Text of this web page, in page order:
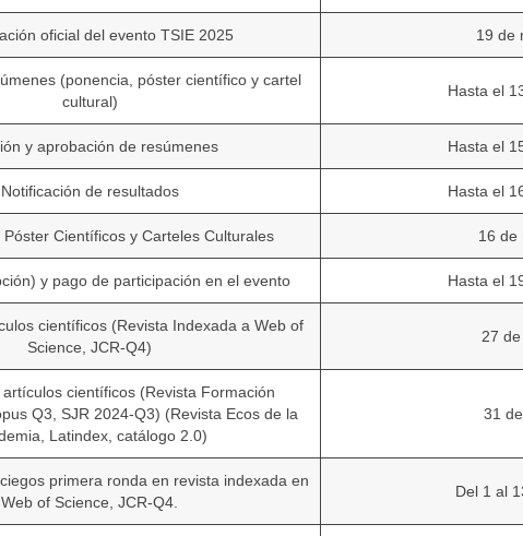
oficial del evento TSIE 2025 19 de
(ponencia, póster científico y cartel
cultural)
Hasta el
y aprobación de resúmenes Hasta el
Notificación de resultados Hasta el
Póster Científicos y Carteles Culturales 16 de
y pago de participación en el evento Hasta el
científicos (Revista Indexada a Web of
Science, JCR-Q4)
27
científicos (Revista Formación
Q3, SJR 2024-Q3) (Revista Ecos de la
Latindex, catálogo 2.0)
31
primera ronda en revista indexada en
Web of Science, JCR-Q4.
Del 1 al